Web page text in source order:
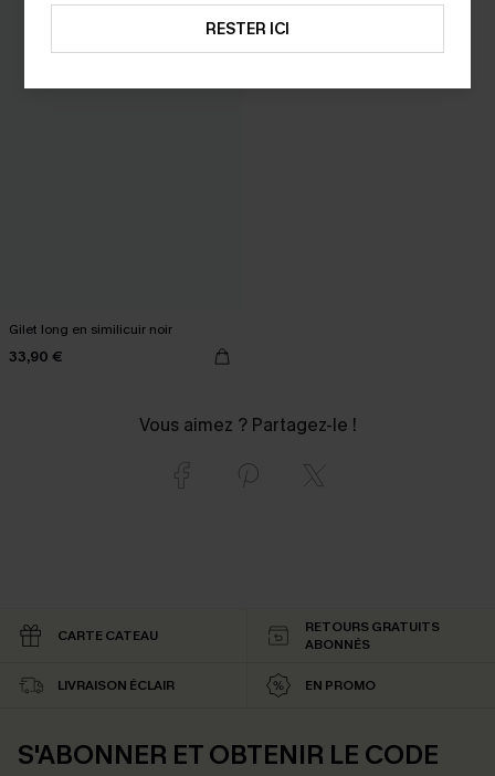
Gilet long en similicuir noir
33,90 €
Vous aimez ? Partagez-le !
RESTER ICI
CARTE CATEAU
RETOURS GRATUITS
ABONNÉS
LIVRAISON ÉCLAIR EN PROMO
S'ABONNER ET OBTENIR LE CODE